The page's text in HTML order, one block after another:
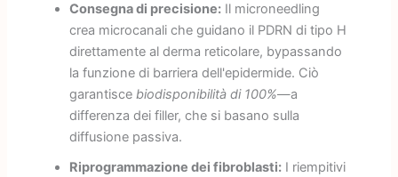
Consegna di precisione:Il microneedling
crea microcanali che guidano il PDRN di tipo H
direttamente al derma reticolare, bypassando
la funzione di barriera dell'epidermide. Ciò
garantisce biodisponibilità di 100%—a
differenza dei filler, che si basano sulla
diffusione passiva.
Riprogrammazione dei fibroblasti:I riempitivi